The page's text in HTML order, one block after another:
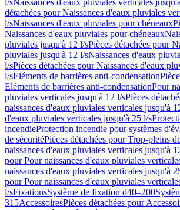
l/sNaissances d'eaux pluviales verticales
détachées pour Naissances d'eaux pluviales
l/sNaissances d'eaux pluviales pour chéneaux
Naissances d'eaux pluviales pour chéneaux
pluviales jusqu'à 12 l/sPièces détachées pour
pluviales jusqu'à 12 l/sNaissances d'eaux
l/sPièces détachées pour Naissances d'eaux
l/sEléments de barrières anti-condensation
Eléments de barrières anti-condensationPour
pluviales verticales jusqu'à 12 l/sPièces
naissances d'eaux pluviales verticales jusqu'à
d'eaux pluviales verticales jusqu'à 25 l/s
incendieProtection incendie pour systèmes
de sécuritéPièces détachées pour Trop-pleins
naissances d'eaux pluviales verticales jusqu'à
pour Pour naissances d'eaux pluviales
naissances d'eaux pluviales verticales jusqu'à
pour Pour naissances d'eaux pluviales
l/sFixationsSystème de fixation d40–200
315AccessoiresPièces détachées pour